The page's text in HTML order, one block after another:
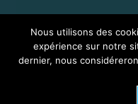
©Tous
Fait
Nous utilisons des
expérience sur notre
dernier, nous